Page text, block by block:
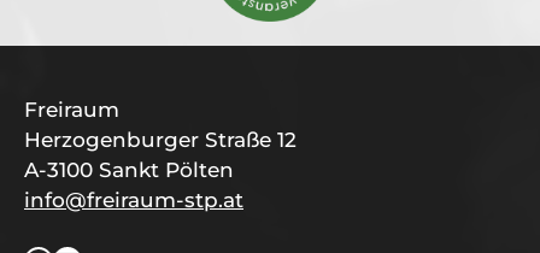
Freiraum
Herzogenburger Straße 12
A-3100 Sankt Pölten
info@freiraum-stp.at